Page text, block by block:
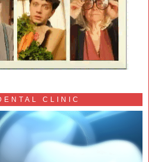
CLINIC